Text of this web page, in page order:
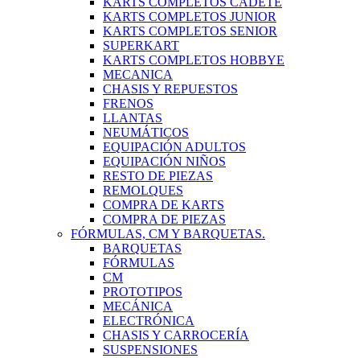
KARTS COMPLETOS JUNIOR
KARTS COMPLETOS SENIOR
SUPERKART
KARTS COMPLETOS HOBBYE
MECANICA
CHASIS Y REPUESTOS
FRENOS
LLANTAS
NEUMÁTICOS
EQUIPACIÓN ADULTOS
EQUIPACIÓN NIÑOS
RESTO DE PIEZAS
REMOLQUES
COMPRA DE KARTS
COMPRA DE PIEZAS
FÓRMULAS, CM Y BARQUETAS.
BARQUETAS
FÓRMULAS
CM
PROTOTIPOS
MECÁNICA
ELECTRÓNICA
CHASIS Y CARROCERÍA
SUSPENSIONES